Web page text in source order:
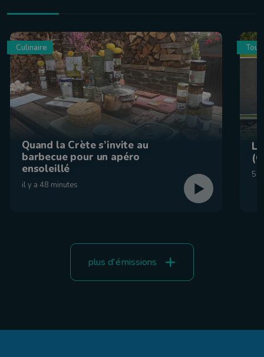
Culinaire
Quand la Crète s’invite au
barbecue pour un apéro
ensoleillé
il y a 48 minutes
5
plus d'émissions